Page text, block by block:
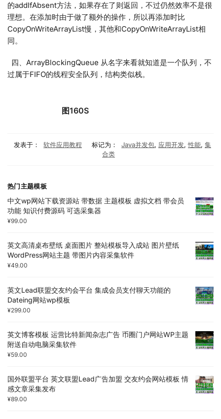
的addIfAbsent方法，如果存在了则返回，不过仍然效率不是很
理想。在添加时由于做了额外的操作，所以再添加时比
CopyOnWriteArrayList慢，其他和CopyOnWriteArrayList相
同。
四、ArrayBlockingQueue 从名字来看就知道是一个队列，不
过属于FIFO的线程安全队列，结构类似栈。
图160S
发表于： 软件应用教程 标记为： Java并发包, 应用开发, 性能, 集
合类
热门主题模板
中文wp网站下载资源站 带数据 主题模板 虚拟文档 带会员
功能 知识付费源码 可选采集器
¥99.00
英文高清桌布壁纸 桌面图片 整站模板导入成站 图片壁纸
WordPress网站主题 带图片内容采集软件
¥49.00
英文Lead联盟交友约会平台 集成会员支付聊天功能的
Dateing网站wp模板
¥299.00
英文博客模板 运营比特新闻杂志广告 币圈门户网站WP主题
附送自动电脑采集软件
¥59.00
国外联盟平台 英文联盟Lead广告加盟 交友约会网站模板 情
感文章采集发布
¥89.00